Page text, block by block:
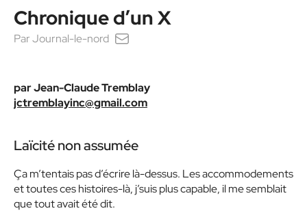
Chronique d’un X
ParJournal-le-nord
par Jean-Claude Tremblay
jctremblayinc@gmail.com
Laïcité non assumée
Ça m’tentais pas d’écrire là-dessus. Les accommodements
et toutes ces histoires-là, j’suis plus capable, il me semblait
que tout avait été dit.